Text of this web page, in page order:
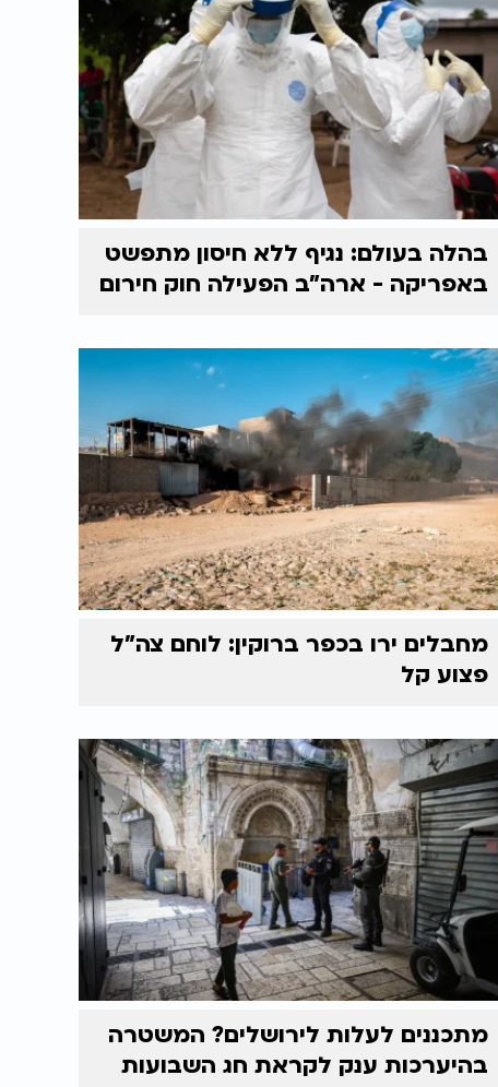
בהלה בעולם: נגיף ללא חיסון מתפשט
באפריקה - ארה"ב הפעילה חוק חירום
מחבלים ירו בכפר ברוקין: לוחם צה"ל
פצוע קל
מתכננים לעלות לירושלים? המשטרה
בהיערכות ענק לקראת חג השבועות